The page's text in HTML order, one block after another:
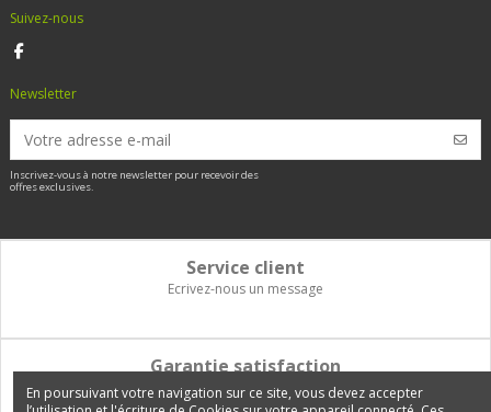
Suivez-nous
Newsletter
Inscrivez-vous à notre newsletter pour recevoir des
offres exclusives.
Service client
Ecrivez-nous un message
Garantie satisfaction
Vous disposez de 14 jours pour changer d'avis et être remboursé
En poursuivant votre navigation sur ce site, vous devez accepter